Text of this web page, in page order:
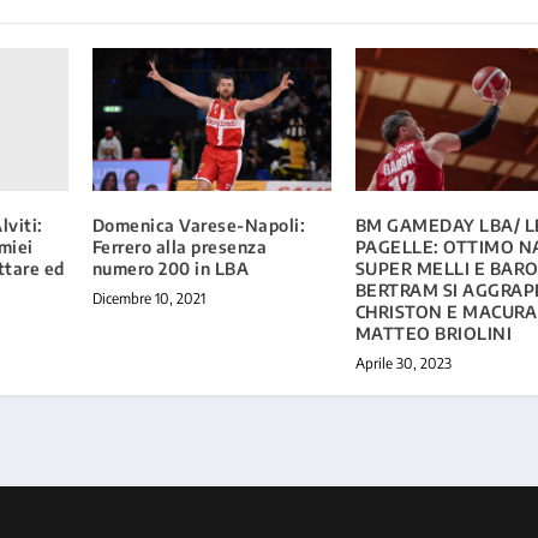
ed
Domenica Varese-Napoli:
Ferrero alla presenza
numero 200 in LBA
Dicembre 10, 2021
BM GAMEDAY LBA/
PAGELLE: OTTIMO
SUPER MELLI E
BERTRAM SI
CHRISTON E
MATTEO BRIOLINI
Aprile 30, 2023